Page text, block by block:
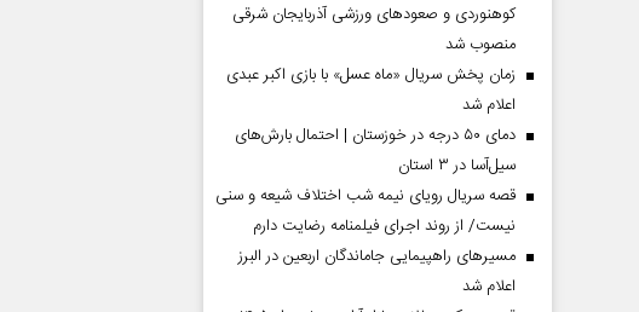
کوهنوردی و صعودهای ورزشی آذربایجان شرقی
منصوب شد
زمان پخش سریال «ماه عسل» با بازی اکبر عبدی
اعلام شد
دمای ۵۰ درجه در خوزستان | احتمال بارش‌های
سیل‌آسا در ۳ استان
قصه سریال رویای نیمه شب اختلاف شیعه و سنی
نیست/ از روند اجرای فیلمنامه رضایت دارم
مسیر‌های راهپیمایی جاماندگان اربعین در البرز
اعلام شد